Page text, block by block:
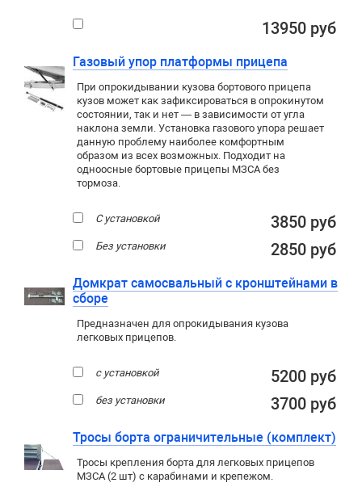
13950 руб
Газовый упор платформы прицепа
При опрокидывании кузова бортового прицепа
кузов может как зафиксироваться в опрокинутом
состоянии, так и нет — в зависимости от угла
наклона земли. Установка газового упора решает
данную проблему наиболее комфортным
образом из всех возможных. Подходит на
одноосные бортовые прицепы МЗСА без
тормоза.
С установкой 3850 руб
Без установки 2850 руб
Домкрат самосвальный с кронштейнами в
сборе
Предназначен для опрокидывания кузова
легковых прицепов.
с установкой 5200 руб
без установки 3700 руб
Тросы борта ограничительные (комплект)
Тросы крепления борта для легковых прицепов
МЗСА (2 шт) с карабинами и крепежом.